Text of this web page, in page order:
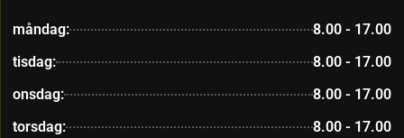
måndag:
8.00 - 17.00
tisdag:
8.00 - 17.00
onsdag:
8.00 - 17.00
torsdag:
8.00 - 17.00